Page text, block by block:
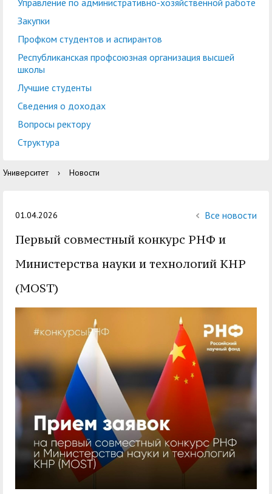
Международная
деятельность
Управление по
административно-
Закупки
Республиканская
организация высшей
Центр тестирования
иностранных граждан
по русскому языку
Центр развития
компетенций
Центр русского языка
обучающихся ГАГУ
Образовательный
модуль «Обучение
Информация о
предоставлении
Управление по административно-хозяйственной работе
Закупки
Профком студентов и аспирантов
Республиканская профсоюзная организация высшей
школы
Лучшие студенты
Сведения о доходах
Вопросы ректору
Структура
Университет › Новости
01.04.2026 Все новости
Первый совместный конкурс РНФ и
Министерства науки и технологий КНР
(MOST)